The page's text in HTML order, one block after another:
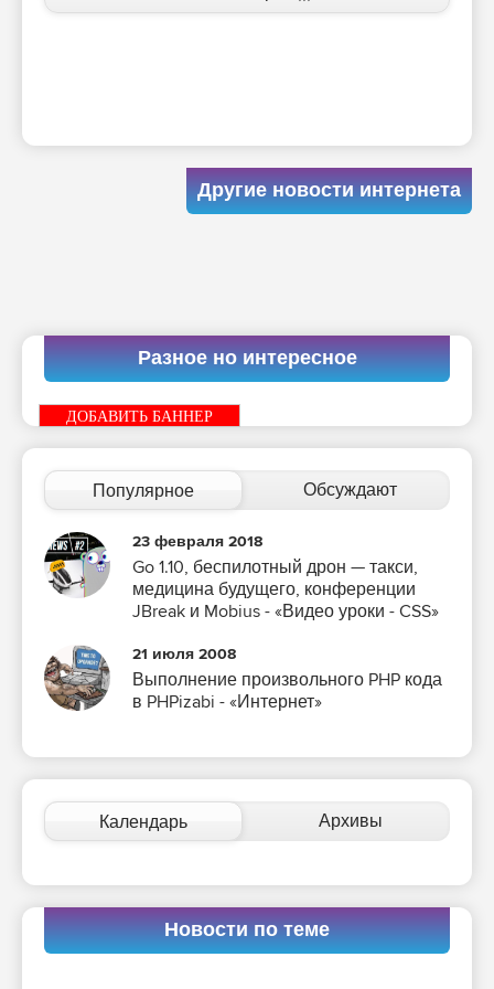
Другие новости интернета
Разное но интересное
ДОБАВИТЬ БАННЕР
Популярное Обсуждают
23 февраля 2018
Go 1.10, беспилотный дрон — такси,
медицина будущего, конференции
JBreak и Mobius - «Видео уроки - CSS»
21 июля 2008
Выполнение произвольного PHP кода
в PHPizabi - «Интернет»
Календарь Архивы
Новости по теме